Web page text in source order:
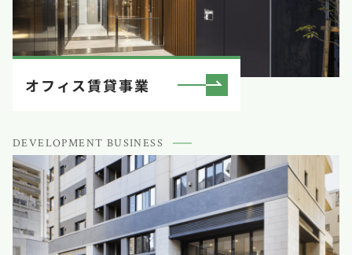
オフィス賃貸事業
DEVELOPMENT BUSINESS